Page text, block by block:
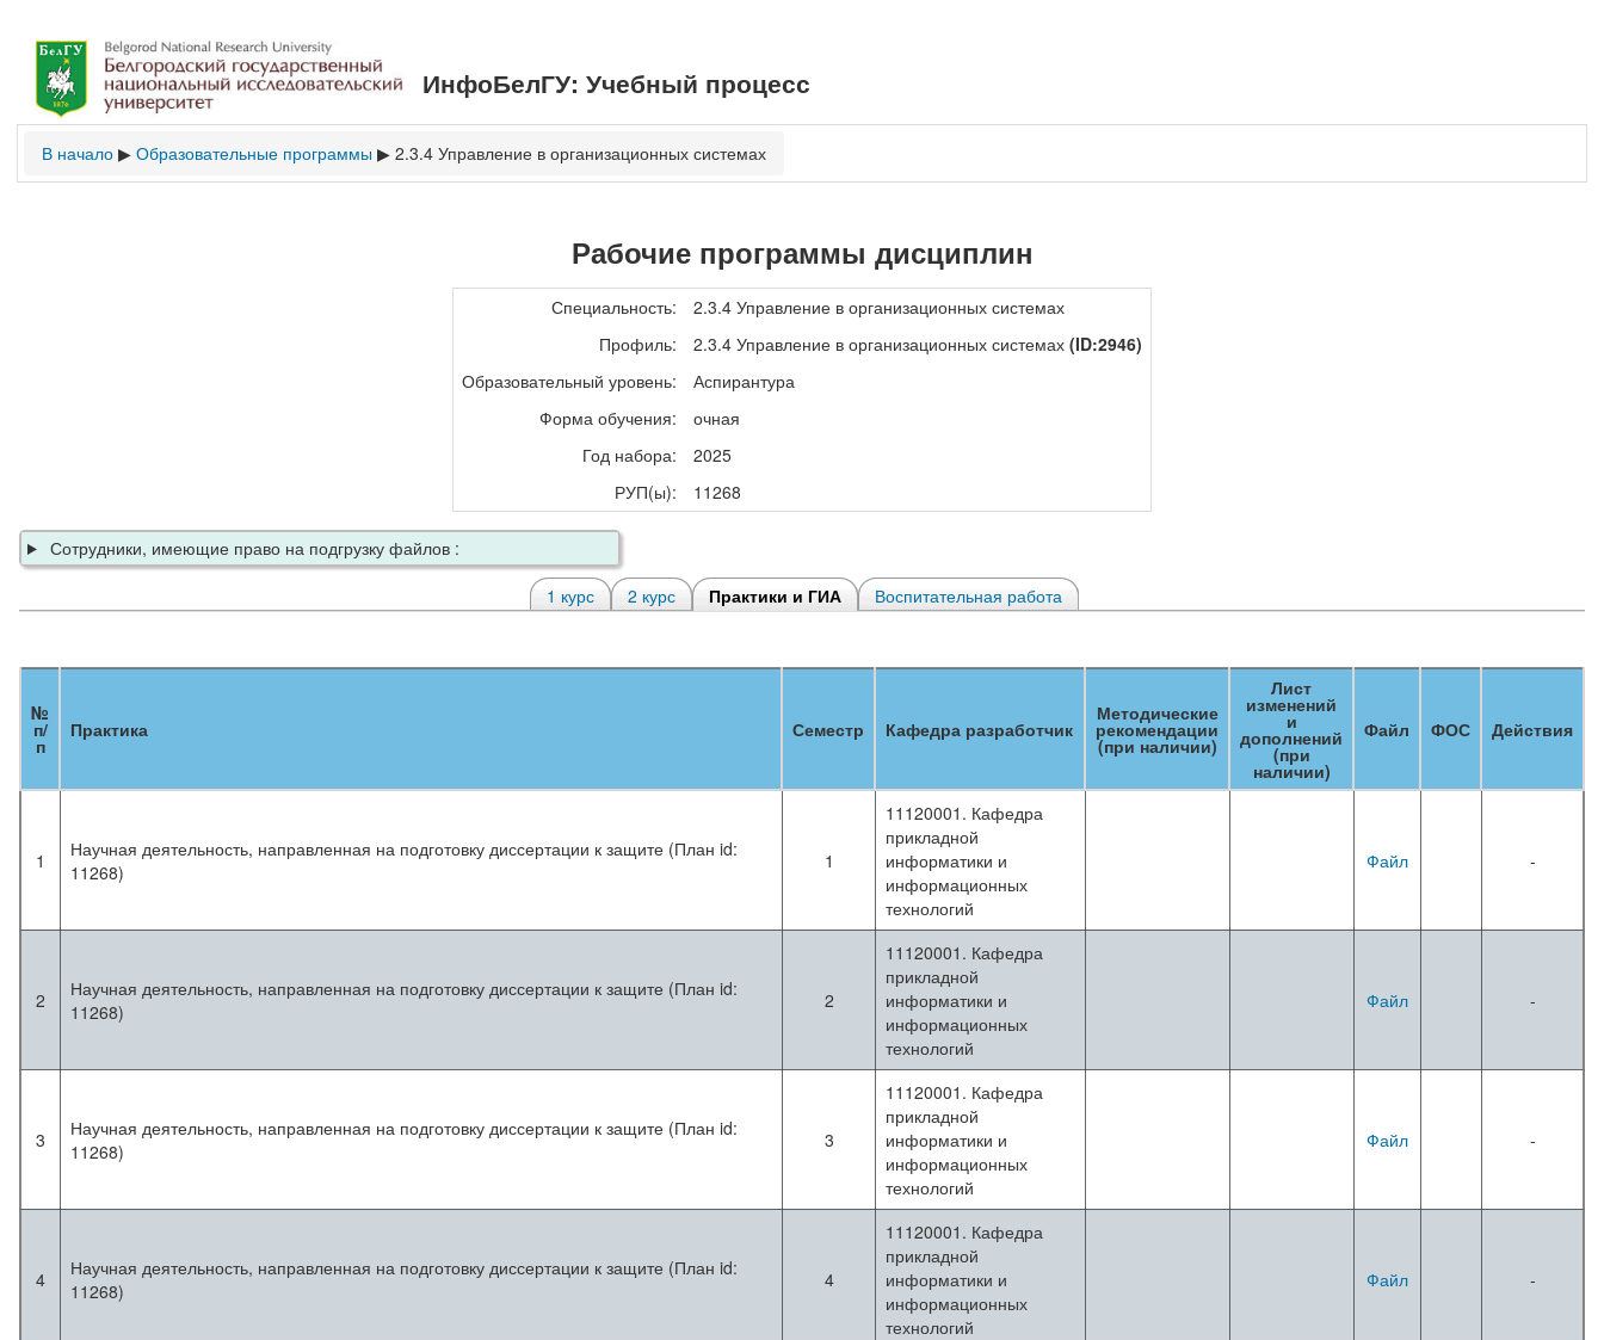
ИнфоБелГУ: Учебный процесс
В начало ▶ Образовательные программы ▶ 2.3.4 Управление в организационных системах
Рабочие программы дисциплин
Специальность:
2.3.4 Управление в организационных системах
Профиль:
2.3.4 Управление в организационных системах (ID:2946)
Образовательный уровень:
Аспирантура
Форма обучения:
очная
Год набора:
2025
РУП(ы):
11268
Сотрудники, имеющие право на подгрузку файлов :
1 курс
2 курс Практики и ГИА Воспитательная работа
№
п/
п
Практика Семестр Кафедра разработчик
Методические
рекомендации
(при наличии)
Лист
изменений
и
дополнений
(при
наличии)
Файл ФОС Действия
1
Научная деятельность, направленная на подготовку диссертации к защите (План id:
11268)
1
11120001. Кафедра
прикладной
информатики и
информационных
технологий
Файл -
2
Научная деятельность, направленная на подготовку диссертации к защите (План id:
11268)
2
11120001. Кафедра
прикладной
информатики и
информационных
технологий
Файл -
3
Научная деятельность, направленная на подготовку диссертации к защите (План id:
11268)
3
11120001. Кафедра
прикладной
информатики и
информационных
технологий
Файл -
4
Научная деятельность, направленная на подготовку диссертации к защите (План id:
11268)
4
11120001. Кафедра
прикладной
информатики и
информационных
технологий
Файл -